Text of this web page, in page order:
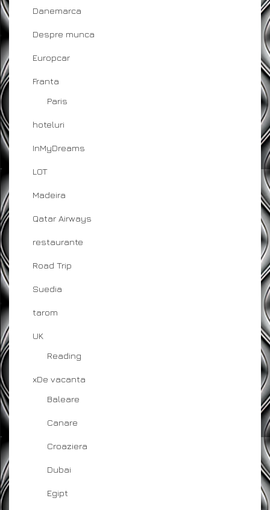
Danemarca
Despre munca
Europcar
Franta
Paris
hoteluri
InMyDreams
LOT
Madeira
Qatar Airways
restaurante
Road Trip
Suedia
tarom
UK
Reading
xDe vacanta
Baleare
Canare
Croaziera
Dubai
Egipt